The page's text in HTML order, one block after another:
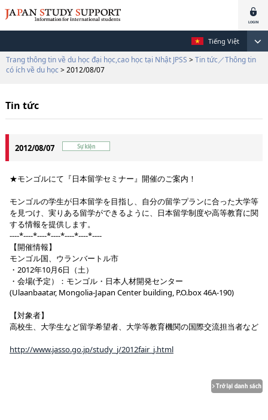
Tiếng Việt
Trang thông tin về du học đại học,cao học tại Nhật JPSS > Tin tức／Thông tin
có ích về du học > 2012/08/07
Tin tức
2012/08/07
★モンゴルにて『日本留学セミナー』開催のご案内！
モンゴルの学生が日本留学を目指し、自分の留学プランに合った大学等
を見つけ、実りある留学ができるように、日本留学制度や高等教育に関
する情報を提供します。
----*----*----*----*----*----*----
【開催情報】
モンゴル国、ウランバートル市
・2012年10月6日（土）
・会場(予定）：モンゴル・日本人材開発センター
(Ulaanbaatar, Mongolia-Japan Center building, P.O.box 46A-190)
【対象者】
高校生、大学生など留学希望者、大学等教育機関の国際交流担当者など
http://www.jasso.go.jp/study_j/2012fair_j.html